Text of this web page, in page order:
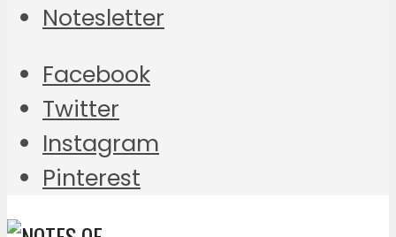
Notesletter
Facebook
Twitter
Instagram
Pinterest